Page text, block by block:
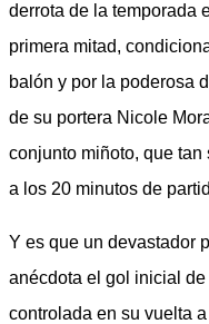
derrota de la temporada
primera mitad,
balón y por la poderosa
de su portera Nicole
conjunto miñoto, que
a los 20 minutos de
Y es que un devastador
anécdota el gol inicial
controlada en su vuelta